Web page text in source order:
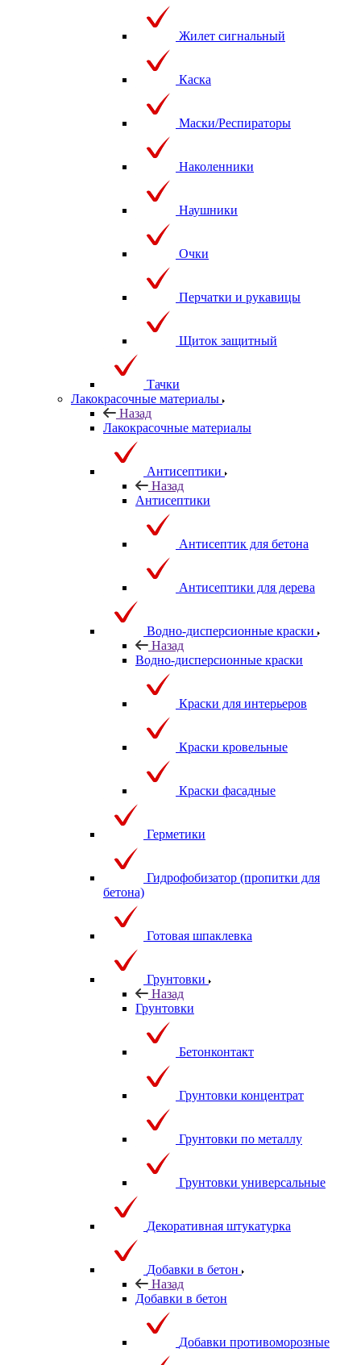
Жилет сигнальный
Каска
Маски/Респираторы
Наколенники
Наушники
Очки
Перчатки и рукавицы
Щиток защитный
Тачки
Лакокрасочные материалы
Назад
Лакокрасочные материалы
Антисептики
Назад
Антисептики
Антисептик для бетона
Антисептики для дерева
Водно-дисперсионные краски
Назад
Водно-дисперсионные краски
Краски для интерьеров
Краски кровельные
Краски фасадные
Герметики
Гидрофобизатор (пропитки для
бетона)
Готовая шпаклевка
Грунтовки
Назад
Грунтовки
Бетонконтакт
Грунтовки концентрат
Грунтовки по металлу
Грунтовки универсальные
Декоративная штукатурка
Добавки в бетон
Назад
Добавки в бетон
Добавки противоморозные